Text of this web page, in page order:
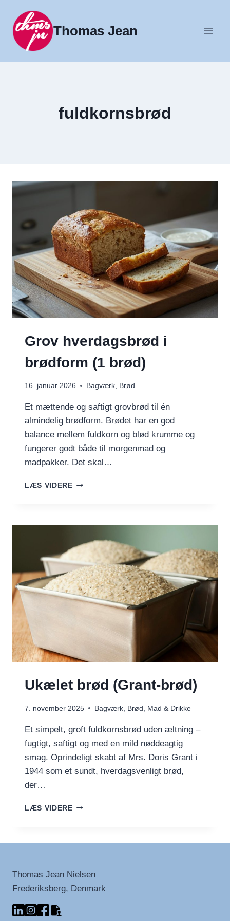
indhold
Thomas Jean
fuldkornsbrød
Grov hverdagsbrød i
brødform (1 brød)
16. januar 2026 Bagværk, Brød
Et mættende og saftigt grovbrød til én
almindelig brødform. Brødet har en god
balance mellem fuldkorn og blød krumme og
fungerer godt både til morgenmad og
madpakker. Det skal…
LÆS VIDEREGROV
(1
Ukælet brød (Grant-brød)
7. november 2025 Bagværk Brød Mad & Drikke
Et simpelt, groft fuldkornsbrød uden æltning –
fugtigt, saftigt og med en mild nøddeagtig
smag. Oprindeligt skabt af Mrs. Doris Grant i
1944 som et sundt, hverdagsvenligt brød,
der…
LÆS VIDEREUKÆLET
Thomas Jean Nielsen
Frederiksberg, Denmark